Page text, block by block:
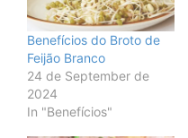
Benefícios do Broto de
Feijão Branco
24 de September de
2024
In "Benefícios"